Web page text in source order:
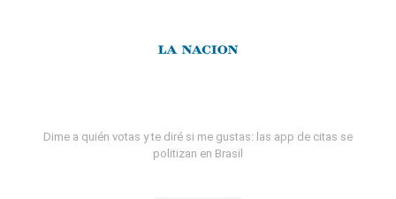
Dime a quién votas y te diré si me gustas: las app de citas se
politizan en Brasil